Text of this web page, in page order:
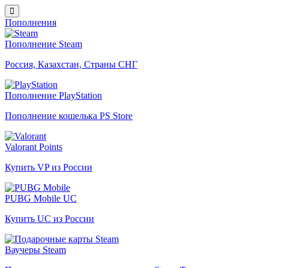
Пополнения
Пополнение Steam
Россия, Казахстан, Страны СНГ
Пополнение PlayStation
Пополнение кошелька PS Store
Valorant Points
Купить VP из России
PUBG Mobile UC
Купить UC из России
Ваучеры Steam